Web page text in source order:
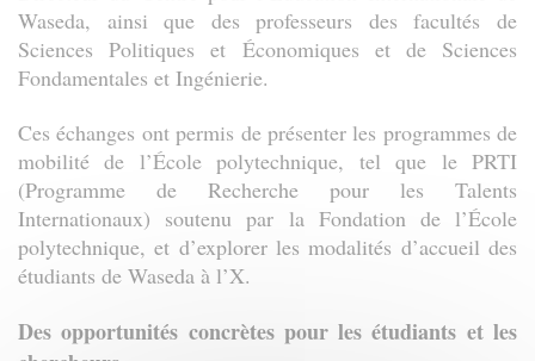
Waseda, ainsi que des professeurs des facultés de
Sciences Politiques et Économiques et de Sciences
Fondamentales et Ingénierie.
Ces échanges ont permis de présenter les programmes de
mobilité de l’École polytechnique, tel que le PRTI
(Programme de Recherche pour les Talents
Internationaux) soutenu par la Fondation de l’École
polytechnique, et d’explorer les modalités d’accueil des
étudiants de Waseda à l’X.
Des opportunités concrètes pour les étudiants et les